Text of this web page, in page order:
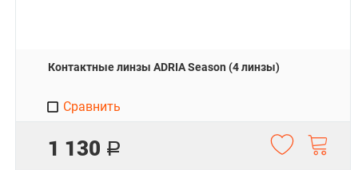
Контактные линзы ADRIA Season (4 линзы)
1 130 Р
Сравнить